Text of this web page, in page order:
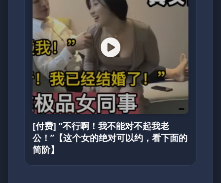
[付费] “不行啊！我不能对不起我老
公！”【这个女的绝对可以约，看下面的
简阶】